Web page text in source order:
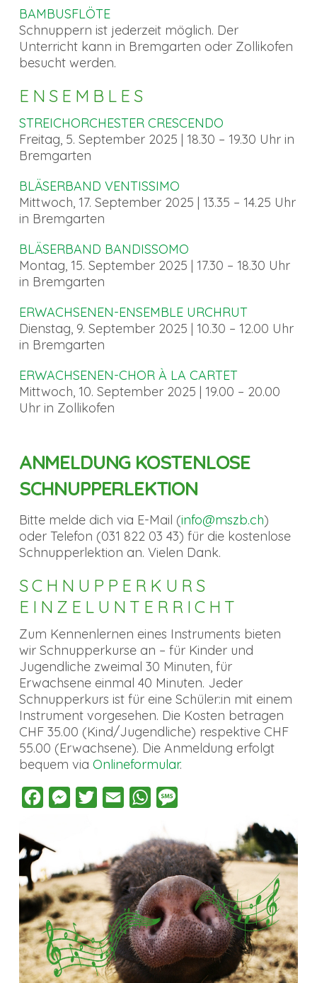
BAMBUSFLÖTE
Schnuppern ist jederzeit möglich. Der
Unterricht kann in Bremgarten oder Zollikofen
besucht werden.
ENSEMBLES
STREICHORCHESTER CRESCENDO
Freitag, 5. September 2025 | 18.30 – 19.30 Uhr in
Bremgarten
BLÄSERBAND VENTISSIMO
Mittwoch, 17. September 2025 | 13.35 – 14.25 Uhr
in Bremgarten
BLÄSERBAND BANDISSOMO
Montag, 15. September 2025 | 17.30 – 18.30 Uhr
in Bremgarten
ERWACHSENEN-ENSEMBLE URCHRUT
Dienstag, 9. September 2025 | 10.30 – 12.00 Uhr
in Bremgarten
ERWACHSENEN-CHOR À LA CARTET
Mittwoch, 10. September 2025 | 19.00 – 20.00
Uhr in Zollikofen
ANMELDUNG KOSTENLOSE
SCHNUPPERLEKTION
Bitte melde dich via E-Mail (info@mszb.ch)
oder Telefon (031 822 03 43) für die kostenlose
Schnupperlektion an. Vielen Dank.
SCHNUPPERKURS
EINZELUNTERRICHT
Zum Kennenlernen eines Instruments bieten
wir Schnupperkurse an – für Kinder und
Jugendliche zweimal 30 Minuten, für
Erwachsene einmal 40 Minuten. Jeder
Schnupperkurs ist für eine Schüler:in mit einem
Instrument vorgesehen. Die Kosten betragen
CHF 35.00 (Kind/Jugendliche) respektive CHF
55.00 (Erwachsene). Die Anmeldung erfolgt
bequem via Onlineformular.
FacebookMessenger
Twitter Email WhatsApp